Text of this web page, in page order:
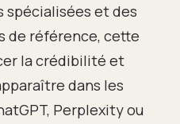
spécialisées et des
de référence, cette
la crédibilité et
dans les
Perplexity ou